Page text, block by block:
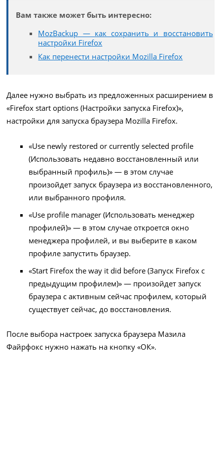
Вам также может быть интересно:
MozBackup — как сохранить и восстановить
настройки Firefox
Как перенести настройки Mozilla Firefox
Далее нужно выбрать из предложенных расширением в
«Firefox start options (Настройки запуска Firefox)»,
настройки для запуска браузера Mozilla Firefox.
«Use newly restored or currently selected profile
(Использовать недавно восстановленный или
выбранный профиль)» — в этом случае
произойдет запуск браузера из восстановленного,
или выбранного профиля.
«Use profile manager (Использовать менеджер
профилей)» — в этом случае откроется окно
менеджера профилей, и вы выберите в каком
профиле запустить браузер.
«Start Firefox the way it did before (Запуск Firefox с
предыдущим профилем)» — произойдет запуск
браузера с активным сейчас профилем, который
существует сейчас, до восстановления.
После выбора настроек запуска браузера Мазила
Файрфокс нужно нажать на кнопку «ОК».